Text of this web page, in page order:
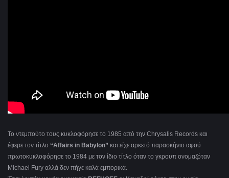
Το ντεμπούτο τους κυκλοφόρησε το 1985 από την Chrysalis Records και
έφερε τον τίτλο “Affairs in Babylon” και είχε αρκετό παρασκήνιο αφού
πρωτοκυκλοφόρησε το 1984 με τον ίδιο τίτλο όταν το γκρουπ ονομαζόταν
Michael Fury αλλά δεν πήγε καλά εμπορικά.